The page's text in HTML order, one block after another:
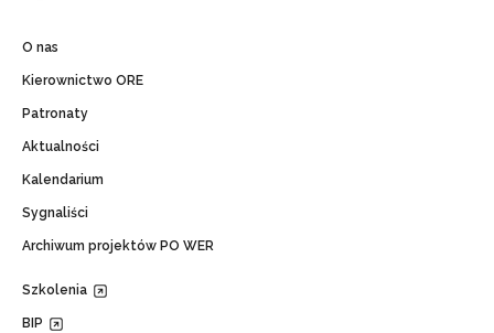
O nas
Kierownictwo ORE
Patronaty
Aktualności
Kalendarium
Sygnaliści
Archiwum projektów PO WER
Szkolenia
BIP